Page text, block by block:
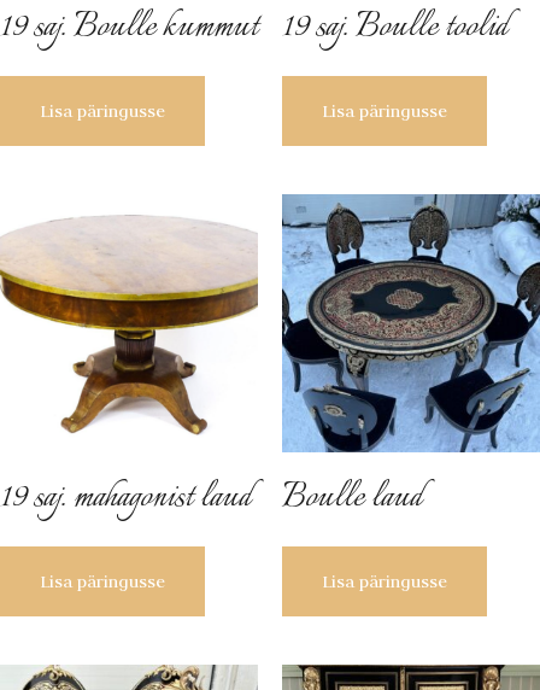
19 saj. Boulle kummut
Lisa päringusse
19 saj. Boulle toolid
Lisa päringusse
19 saj. mahagonist laud
Lisa päringusse
Boulle laud
Lisa päringusse